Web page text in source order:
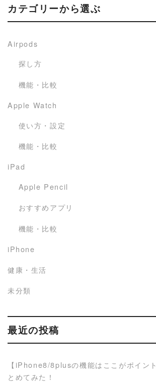
カテゴリーから選ぶ
Airpods
探し方
機能・比較
Apple Watch
使い方・設定
機能・比較
iPad
Apple Pencil
おすすめアプリ
機能・比較
iPhone
健康・生活
未分類
最近の投稿
【iPhone8/8plusの機能はここがポイン
とめてみた！